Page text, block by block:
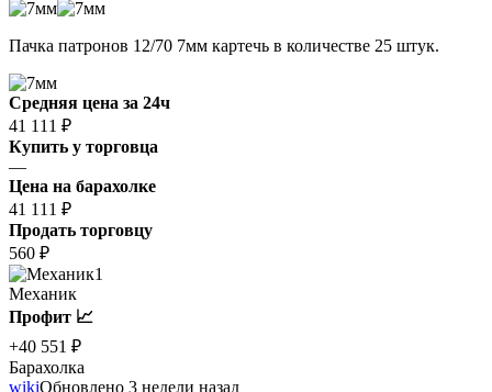
Пачка патронов 12/70 7мм картечь в количестве 25 штук.
Средняя цена за 24ч
41 111 ₽
Купить у торговца
—
Цена на барахолке
41 111 ₽
Продать торговцу
560 ₽
1
Механик
Профит 📈
+40 551 ₽
Барахолка
wikiОбновлено 3 недели назад